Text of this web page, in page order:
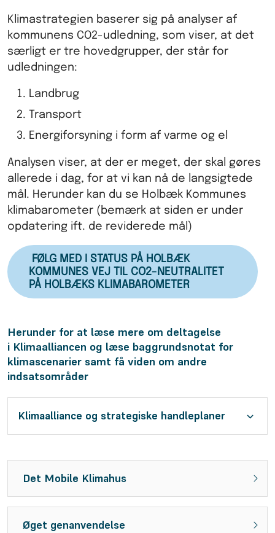
Klimastrategien baserer sig på analyser af
kommunens CO2-udledning, som viser, at det
særligt er tre hovedgrupper, der står for
udledningen:
Landbrug
Transport
Energiforsyning i form af varme og el
Analysen viser, at der er meget, der skal gøres
allerede i dag, for at vi kan nå de langsigtede
mål. Herunder kan du se Holbæk Kommunes
klimabarometer (bemærk at siden er under
opdatering ift. de reviderede mål)
FØLG MED I STATUS PÅ HOLBÆK
KOMMUNES VEJ TIL CO2-NEUTRALITET
PÅ HOLBÆKS KLIMABAROMETER
Herunder for at læse mere om deltagelse
i Klimaalliancen og læse baggrundsnotat for
klimascenarier samt få viden om andre
indsatsområder
Klimaalliance og strategiske handleplaner
Det Mobile Klimahus
Øget genanvendelse